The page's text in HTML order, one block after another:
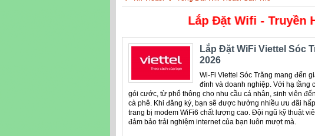
Lắp Đặt Wifi -
Lắp Đặt WiFi Viettel Sóc
2026
Wi-Fi Viettel Sóc Trăng mang đến
đình và doanh nghiệp. Với hạ tầng
gói cước, từ phổ thông cho nhu cầu cá nhân, sinh viên
cà phê. Khi đăng ký, bạn sẽ được hưởng nhiều ưu đãi
trang bị modem WiFi6 chất lượng cao. Đội ngũ kỹ thuật
đảm bảo trải nghiệm internet của bạn luôn mượt mà.